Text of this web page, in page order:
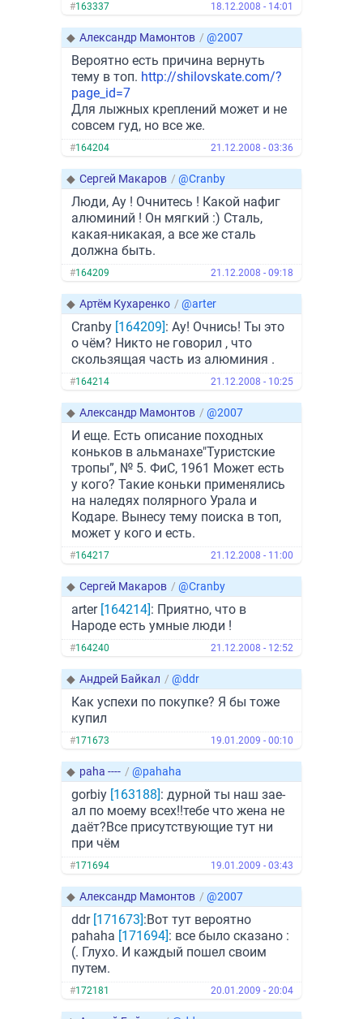
#163337 18.12.2008 - 14:01
◆ Александр Мамонтов / @2007
Вероятно есть причина вернуть
тему в топ. http://shilovskate.com/?
page_id=7
Для лыжных креплений может и не
совсем гуд, но все же.
#164204 21.12.2008 - 03:36
◆ Сергей Макаров / @Cranby
Люди, Ау ! Очнитесь ! Какой нафиг
алюминий ! Он мягкий :) Сталь,
какая-никакая, а все же сталь
должна быть.
#164209 21.12.2008 - 09:18
◆ Артём Кухаренко / @arter
Cranby [164209]: Ау! Очнись! Ты это
о чём? Никто не говорил , что
скользящая часть из алюминия .
#164214 21.12.2008 - 10:25
◆ Александр Мамонтов / @2007
И еще. Есть описание походных
коньков в альманахе"Туристские
тропы”, № 5. ФиС, 1961 Может есть
у кого? Такие коньки применялись
на наледях полярного Урала и
Кодаре. Вынесу тему поиска в топ,
может у кого и есть.
#164217 21.12.2008 - 11:00
◆ Сергей Макаров / @Cranby
arter [164214]: Приятно, что в
Народе есть умные люди !
#164240 21.12.2008 - 12:52
◆ Андрей Байкал / @ddr
Как успехи по покупке? Я бы тоже
купил
#171673 19.01.2009 - 00:10
◆ paha ---- / @pahaha
gorbiy [163188]: дурной ты наш зае-
ал по моему всех!!тебе что жена не
даёт?Все присутствующие тут ни
при чём
#171694 19.01.2009 - 03:43
◆ Александр Мамонтов / @2007
ddr [171673]:Вот тут вероятно
pahaha [171694]: все было сказано :
(. Глухо. И каждый пошел своим
путем.
#172181 20.01.2009 - 20:04